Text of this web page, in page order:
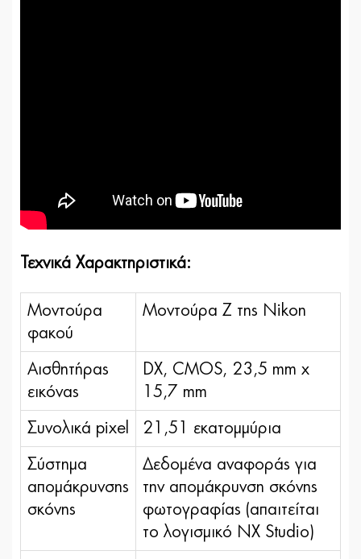
Τεχνικά Χαρακτηριστικά:
Μοντούρα
φακού
Μοντούρα Ζ της Nikon
Αισθητήρας
εικόνας
DX, CMOS, 23,5 mm x
15,7 mm
Συνολικά pixel 21,51 εκατομμύρια
Σύστημα
απομάκρυνσης
σκόνης
Δεδομένα αναφοράς για
την απομάκρυνση σκόνης
φωτογραφίας (απαιτείται
το λογισμικό NX Studio)